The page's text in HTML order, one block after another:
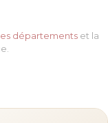
départements et la